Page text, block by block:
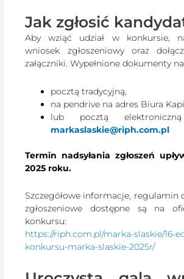
Jak zgłosić
Aby wziąć udział w konkursie,
wniosek zgłoszeniowy oraz
załączniki. Wypełnione dokumenty
pocztą tradycyjną,
na pendrive na adres Biura
lub pocztą
markaslaskie@riph.com.pl
Termin nadsyłania zgłoszeń
2025 roku.
Szczegółowe informacje, regulamin
zgłoszeniowe dostępne są na
konkursu:
https://riph.com.pl/marka-slaskie/16-
konkursu-marka-slaskie-2025r/